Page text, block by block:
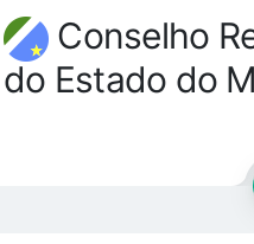
Conselho
do Estado do